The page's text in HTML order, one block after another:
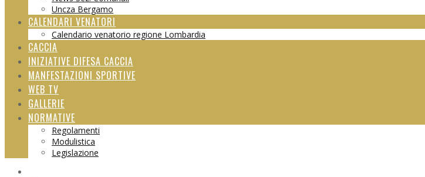
Uncza Bergamo
CALENDARI VENATORI
Calendario venatorio regione Lombardia
CACCIA
INIZIATIVE DIFESA CACCIA
MANFESTAZIONI SPORTIVE
WEB TV
GALLERIE
NORMATIVE
Regolamenti
Modulistica
Legislazione